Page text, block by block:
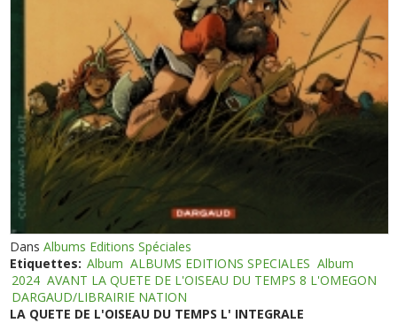
DansAlbums Editions Spéciales
Etiquettes: Album ALBUMS EDITIONS SPECIALES Album
2024 AVANT LA QUETE DE L'OISEAU DU TEMPS 8 L'OMEGON
DARGAUD/LIBRAIRIE NATION
LA QUETE DE L'OISEAU DU TEMPS L' INTEGRALE